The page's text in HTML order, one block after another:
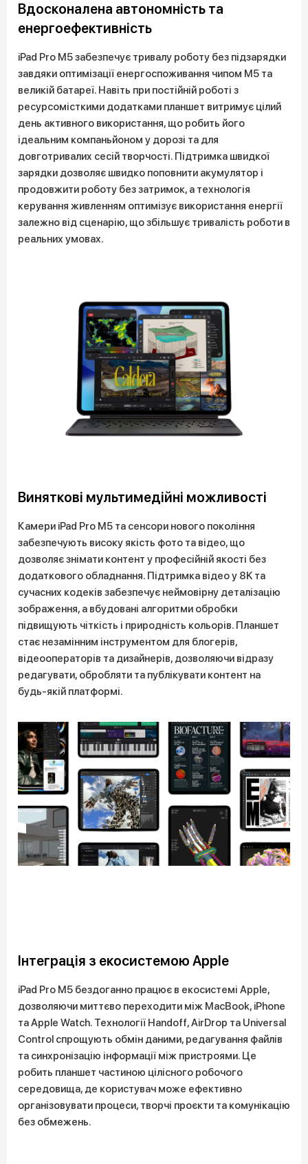
Вдосконалена автономність та
енергоефективність
iPad Pro M5 забезпечує тривалу роботу без підзарядки
завдяки оптимізації енергоспоживання чипом M5 та
великій батареї. Навіть при постійній роботі з
ресурсомісткими додатками планшет витримує цілий
день активного використання, що робить його
ідеальним компаньйоном у дорозі та для
довготривалих сесій творчості. Підтримка швидкої
зарядки дозволяє швидко поповнити акумулятор і
продовжити роботу без затримок, а технологія
керування живленням оптимізує використання енергії
залежно від сценарію, що збільшує тривалість роботи в
реальних умовах.
Виняткові мультимедійні можливості
Камери iPad Pro M5 та сенсори нового покоління
забезпечують високу якість фото та відео, що
дозволяє знімати контент у професійній якості без
додаткового обладнання. Підтримка відео у 8K та
сучасних кодеків забезпечує неймовірну деталізацію
зображення, а вбудовані алгоритми обробки
підвищують чіткість і природність кольорів. Планшет
стає незамінним інструментом для блогерів,
відеооператорів та дизайнерів, дозволяючи відразу
редагувати, обробляти та публікувати контент на
будь-якій платформі.
Інтеграція з екосистемою Apple
iPad Pro M5 бездоганно працює в екосистемі Apple,
дозволяючи миттєво переходити між MacBook, iPhone
та Apple Watch. Технології Handoff, AirDrop та Universal
Control спрощують обмін даними, редагування файлів
та синхронізацію інформації між пристроями. Це
робить планшет частиною цілісного робочого
середовища, де користувач може ефективно
організовувати процеси, творчі проєкти та комунікацію
без обмежень.